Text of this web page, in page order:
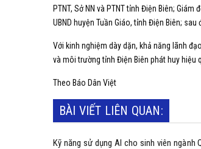
PTNT, Sở NN và PTNT tỉnh Điện Biên;
UBND huyện Tuần Giáo, tỉnh Điện Biên;
Với kinh nghiệm dày dặn, khả năng lãnh
và môi trường tỉnh Điện Biên phát huy hiệu
Theo Báo Dân Việt
BÀI VIẾT LIÊN QUAN:
Kỹ năng sử dụng AI cho sinh viên ngành